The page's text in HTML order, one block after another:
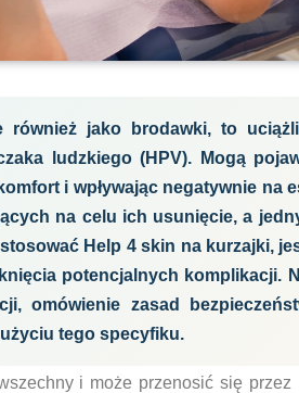
również jako brodawki, to
ludzkiego (HPV). Mogą
i wpływając negatywnie na
na celu ich usunięcie, a
Help 4 skin na kurzajki,
potencjalnych komplikacji.
omówienie zasad
tego specyfiku.
i może przenosić się